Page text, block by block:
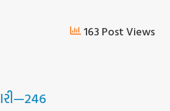
163 Post Views